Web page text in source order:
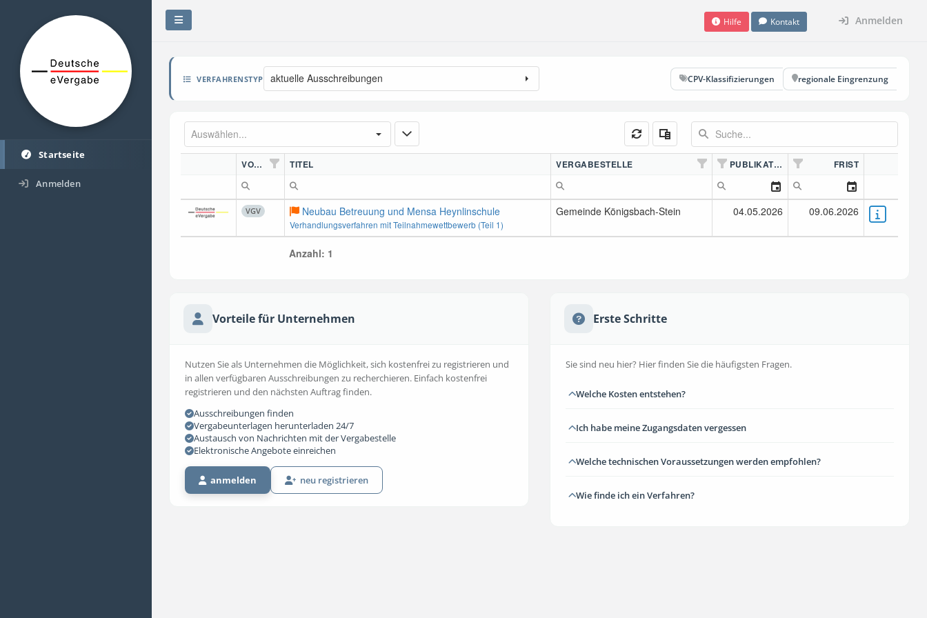
Startseite
Anmelden
Hilfe Kontakt Anmelden
VERFAHRENSTYP aktuelle Ausschreibungen CPV-Klassifizierungen regionale Eingrenzung
VORDN. TITEL VERGABESTELLE PUBLIKATION FRIST
VGV Neubau Betreuung und Mensa Heynlinschule
Verhandlungsverfahren mit Teilnahmewettbewerb (Teil 1)
Gemeinde Königsbach-Stein 04.05.2026 09.06.2026
Anzahl: 1
Vorteile für Unternehmen
Nutzen Sie als Unternehmen die Möglichkeit, sich kostenfrei zu registrieren und
in allen verfügbaren Ausschreibungen zu recherchieren. Einfach kostenfrei
registrieren und den nächsten Auftrag finden.
Ausschreibungen finden
Vergabeunterlagen herunterladen 24/7
Austausch von Nachrichten mit der Vergabestelle
Elektronische Angebote einreichen
anmelden neu registrieren
Erste Schritte
Sie sind neu hier? Hier finden Sie die häufigsten Fragen.
Welche Kosten entstehen?
Ich habe meine Zugangsdaten vergessen
Welche technischen Voraussetzungen werden empfohlen?
Wie finde ich ein Verfahren?